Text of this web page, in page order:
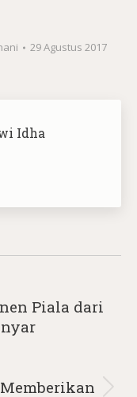
29 Agustus 2017
Idha
Piala dari